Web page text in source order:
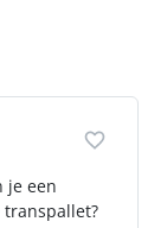
je een